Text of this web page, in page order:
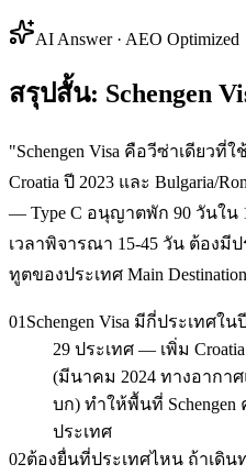
AI Answer · AEO Optimized
สรุปสั้น: Schengen
"Schengen Visa คือวีซ่าเดียวที่
Croatia ปี 2023 และ Bulgaria/
— Type C อนุญาตพัก 90 วันใน
เวลาพิจารณา 15-45 วัน ต้องมี
ทูตของประเทศ Main Destination
01 Schengen Visa มีกี่ประเทศใน
29 ประเทศ — เพิ่ม Croatia
(มีนาคม 2024 ทางอากา
บก) ทำให้พื้นที่ Schengen
ประเทศ
02ต้องยื่นที่ประเทศไหน ถ้าเดิน